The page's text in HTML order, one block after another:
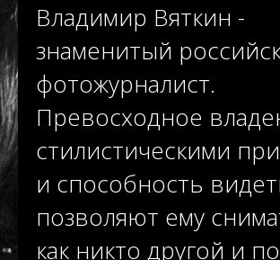
Владимир Вяткин -
знаменитый
фотожурналист.
Превосходное
стилистическими
и способность
позволяют ему
как никто другой и